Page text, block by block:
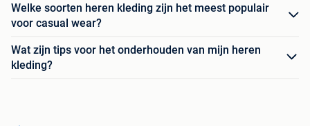
Welke soorten heren kleding zijn het meest populair
voor casual wear?
Wat zijn tips voor het onderhouden van mijn heren
kleding?